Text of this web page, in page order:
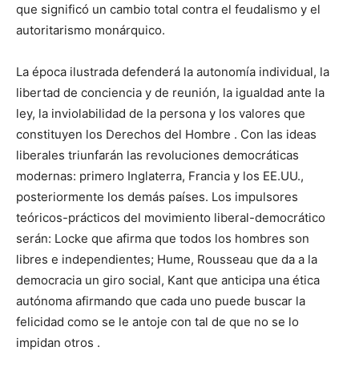
que significó un cambio total contra el feudalismo y el
autoritarismo monárquico.
La época ilustrada defenderá la autonomía individual, la
libertad de conciencia y de reunión, la igualdad ante la
ley, la inviolabilidad de la persona y los valores que
constituyen los Derechos del Hombre . Con las ideas
liberales triunfarán las revoluciones democráticas
modernas: primero Inglaterra, Francia y los EE.UU.,
posteriormente los demás países. Los impulsores
teóricos-prácticos del movimiento liberal-democrático
serán: Locke que afirma que todos los hombres son
libres e independientes; Hume, Rousseau que da a la
democracia un giro social, Kant que anticipa una ética
autónoma afirmando que cada uno puede buscar la
felicidad como se le antoje con tal de que no se lo
impidan otros .